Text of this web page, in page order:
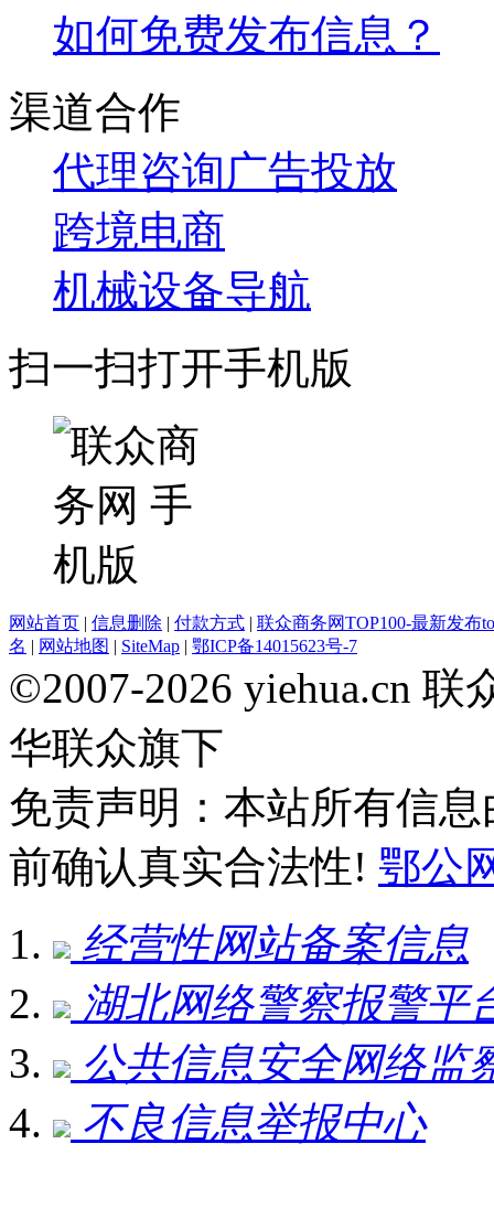
如何免费发布信息？
渠道合作
代理咨询广告投放
跨境电商
机械设备导航
扫一扫打开手机版
网站首页 | 信息删除 | 付款方式 | 联众商务网TOP100-最新发布
名 | 网站地图 | SiteMap | 鄂ICP备14015623号-7
©2007-2026 yiehua.cn
华联众旗下
免责声明：本站所有信
前确认真实合法性! 鄂公
经营性网站备案信息
湖北网络警察报警平
公共信息安全网络监
不良信息举报中心